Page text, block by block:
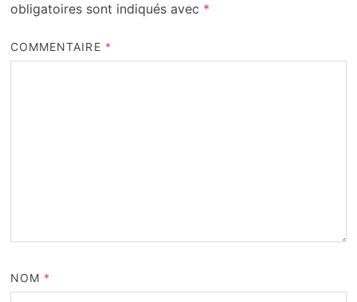
obligatoires sont indiqués avec *
COMMENTAIRE *
NOM *